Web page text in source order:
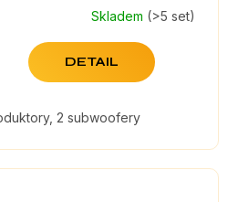
Skladem (>5 set)
DETAIL
2 subwoofery